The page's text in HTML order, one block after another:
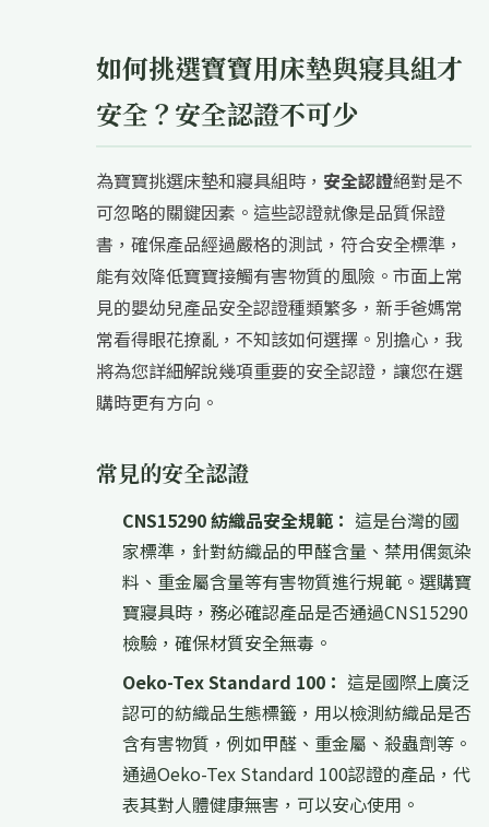
如何挑選寶寶用床墊與寢具組才
安全？安全認證不可少
為寶寶挑選床墊和寢具組時， 安全認證絕對是不
可忽略的關鍵因素。這些認證就像是品質保證
書，確保產品經過嚴格的測試，符合安全標準，
能有效降低寶寶接觸有害物質的風險。市面上常
見的嬰幼兒產品安全認證種類繁多，新手爸媽常
常看得眼花撩亂，不知該如何選擇。別擔心，我
將為您詳細解說幾項重要的安全認證，讓您在選
購時更有方向。
常見的安全認證
CNS15290 紡織品安全規範： 這是台灣的國
家標準，針對紡織品的甲醛含量、禁用偶氮染
料、重金屬含量等有害物質進行規範。選購寶
寶寢具時，務必確認產品是否通過CNS15290
檢驗，確保材質安全無毒。
Oeko-Tex Standard 100： 這是國際上廣泛
認可的紡織品生態標籤，用以檢測紡織品是否
含有害物質，例如甲醛、重金屬、殺蟲劑等。
通過Oeko-Tex Standard 100認證的產品，代
表其對人體健康無害，可以安心使用。